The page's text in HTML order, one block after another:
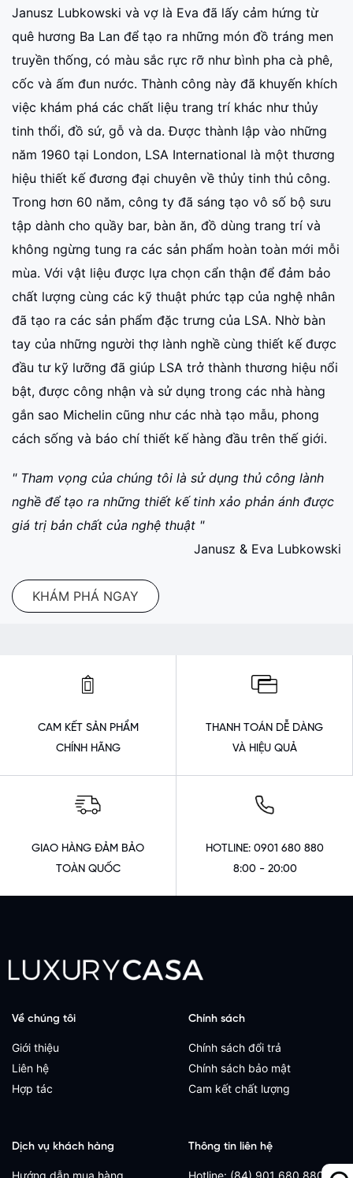
Janusz Lubkowski và vợ là Eva đã lấy cảm hứng từ
quê hương Ba Lan để tạo ra những món đồ tráng men
truyền thống, có màu sắc rực rỡ như bình pha cà phê,
cốc và ấm đun nước. Thành công này đã khuyến khích
việc khám phá các chất liệu trang trí khác như thủy
tinh thổi, đồ sứ, gỗ và da. Được thành lập vào những
năm 1960 tại London, LSA International là một thương
hiệu thiết kế đương đại chuyên về thủy tinh thủ công.
Trong hơn 60 năm, công ty đã sáng tạo vô số bộ sưu
tập dành cho quầy bar, bàn ăn, đồ dùng trang trí và
không ngừng tung ra các sản phẩm hoàn toàn mới mỗi
mùa. Với vật liệu được lựa chọn cẩn thận để đảm bảo
chất lượng cùng các kỹ thuật phức tạp của nghệ nhân
đã tạo ra các sản phẩm đặc trưng của LSA. Nhờ bàn
tay của những người thợ lành nghề cùng thiết kế được
đầu tư kỹ lưỡng đã giúp LSA trở thành thương hiệu nổi
bật, được công nhận và sử dụng trong các nhà hàng
gắn sao Michelin cũng như các nhà tạo mẫu, phong
cách sống và báo chí thiết kế hàng đầu trên thế giới.
" Tham vọng của chúng tôi là sử dụng thủ công lành
nghề để tạo ra những thiết kế tinh xảo phản ánh được
giá trị bản chất của nghệ thuật "
Janusz & Eva Lubkowski
KHÁM PHÁ NGAY
CAM KẾT SẢN PHẨM
CHÍNH HÃNG
THANH TOÁN DỄ DÀNG
VÀ HIỆU QUẢ
GIAO HÀNG ĐẢM BẢO
TOÀN QUỐC
HOTLINE: 0901 680 880
8:00 - 20:00
Về chúng tôi
Giới thiệu
Liên hệ
Hợp tác
Chính sách
Chính sách đổi trả
Chính sách bảo mật
Cam kết chất lượng
Dịch vụ khách hàng
Hướng dẫn mua hàng
Thông tin liên hệ
Hotline: (84) 901 680 880